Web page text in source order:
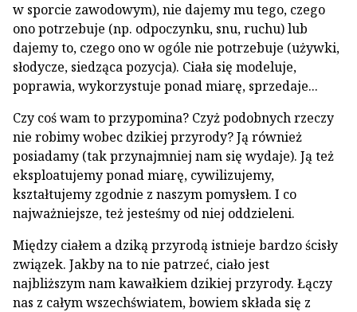
w sporcie zawodowym), nie dajemy mu tego, czego
ono potrzebuje (np. odpoczynku, snu, ruchu) lub
dajemy to, czego ono w ogóle nie potrzebuje (używki,
słodycze, siedząca pozycja). Ciała się modeluje,
poprawia, wykorzystuje ponad miarę, sprzedaje...
Czy coś wam to przypomina? Czyż podobnych rzeczy
nie robimy wobec dzikiej przyrody? Ją również
posiadamy (tak przynajmniej nam się wydaje). Ją też
eksploatujemy ponad miarę, cywilizujemy,
kształtujemy zgodnie z naszym pomysłem. I co
najważniejsze, też jesteśmy od niej oddzieleni.
Między ciałem a dziką przyrodą istnieje bardzo ścisły
związek. Jakby na to nie patrzeć, ciało jest
najbliższym nam kawałkiem dzikiej przyrody. Łączy
nas z całym wszechświatem, bowiem składa się z